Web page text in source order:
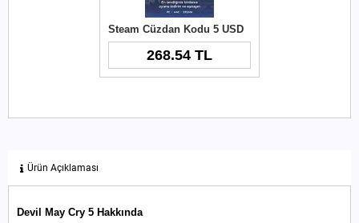
Steam Cüzdan Kodu 5 USD
268.54 TL
Ürün Açıklaması
Devil May Cry 5 Hakkında